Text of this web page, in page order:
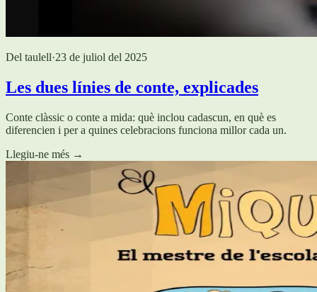
Del taulell·23 de juliol del 2025
Les dues línies de conte, explicades
Conte clàssic o conte a mida: què inclou cadascun, en què es
diferencien i per a quines celebracions funciona millor cada un.
Llegiu-ne més →